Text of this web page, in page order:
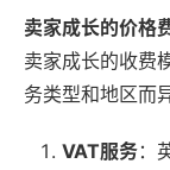
卖家成长的价格
卖家成长的收费
务类型和地区而异
VAT服务：